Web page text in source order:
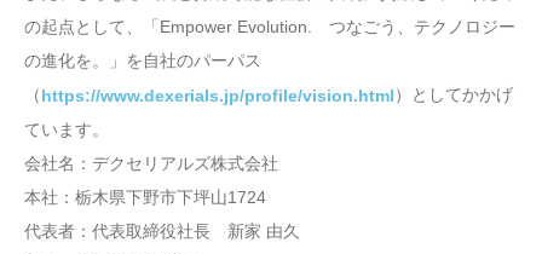
の起点として、「Empower Evolution. つなごう、テクノロジー
の進化を。」を自社のパーパス
（https://www.dexerials.jp/profile/vision.html）としてかかげ
ています。
会社名：デクセリアルズ株式会社
本社：栃木県下野市下坪山1724
代表者：代表取締役社長 新家 由久